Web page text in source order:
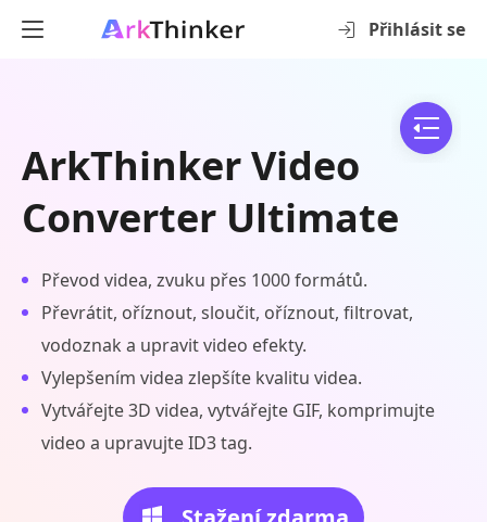
Přihlásit se
ArkThinker Video
Converter Ultimate
Převod videa, zvuku přes 1000 formátů.
Převrátit, oříznout, sloučit, oříznout, filtrovat,
vodoznak a upravit video efekty.
Vylepšením videa zlepšíte kvalitu videa.
Vytvářejte 3D videa, vytvářejte GIF, komprimujte
video a upravujte ID3 tag.